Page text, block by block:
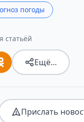
погоды
статьёй
Ещё…
Прислать